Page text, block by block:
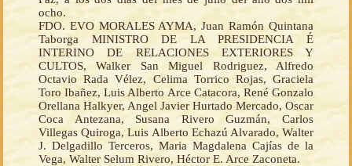
ocho.
FDO. EVO MORALES AYMA, Juan Ramón Quintana
Taborga MINISTRO DE LA PRESIDENCIA É
INTERINO DE RELACIONES EXTERIORES Y
CULTOS, Walker San Miguel Rodriguez, Alfredo
Octavio Rada Vélez, Celima Torrico Rojas, Graciela
Toro Ibañez, Luis Alberto Arce Catacora, René Gonzalo
Orellana Halkyer, Angel Javier Hurtado Mercado, Oscar
Coca Antezana, Susana Rivero Guzmán, Carlos
Villegas Quiroga, Luis Alberto Echazú Alvarado, Walter
J. Delgadillo Terceros, Maria Magdalena Cajías de la
Vega, Walter Selum Rivero, Héctor E. Arce Zaconeta.